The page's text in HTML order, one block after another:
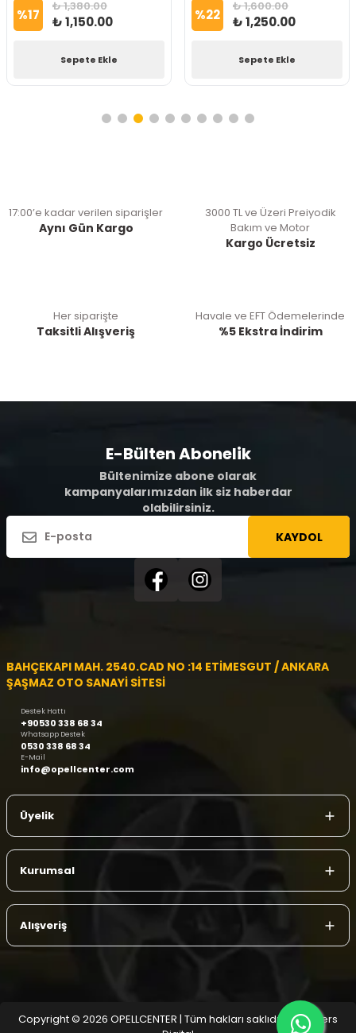
%17 ₺ 1,380.00
₺ 1,150.00
Sepete Ekle
%22 ₺ 1,600.00
₺ 1,250.00
Sepete Ekle
17:00’e kadar verilen siparişler
Aynı Gün Kargo
3000 TL ve Üzeri Preiyodik
Bakım ve Motor
Kargo Ücretsiz
Her siparişte
Taksitli Alışveriş
Havale ve EFT Ödemelerinde
%5 Ekstra İndirim
E-Bülten Abonelik
Bültenimize abone olarak
kampanyalarımızdan ilk siz haberdar
olabilirsiniz.
KAYDOL
BAHÇEKAPI MAH. 2540.CAD NO :14 ETİMESGUT / ANKARA
ŞAŞMAZ OTO SANAYİ SİTESİ
Destek Hattı
+90530 338 68 34
Whatsapp Destek
0530 338 68 34
E-Mail
info@opellcenter.com
Üyelik
Kurumsal
Alışveriş
Copyright © 2026 OPELLCENTER | Tüm hakları saklıdır.
| Reliefers